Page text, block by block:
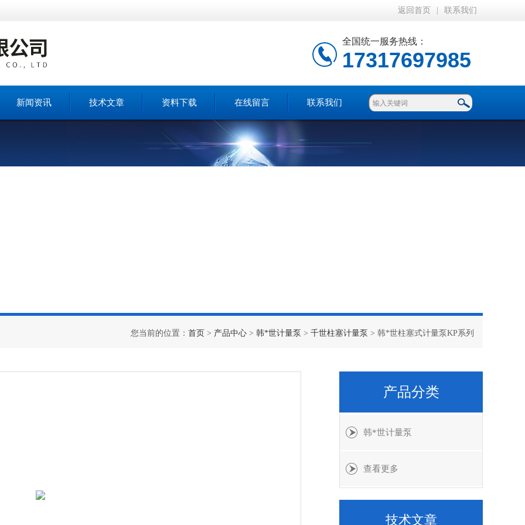
返回首页 联系我们
全国统一服务热线：
17317697985
新闻资讯 技术文章 资料下载 在线留言 联系我们
您当前的位置： 首页 > 产品中心 > 韩*世计量泵 > 千世柱塞计量泵 > 韩*世柱塞式计量泵KP系列
产品分类
韩*世计量泵
查看更多
技术文章